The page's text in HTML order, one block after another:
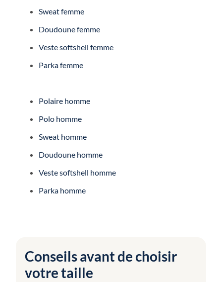
Sweat femme
Doudoune femme
Veste softshell femme
Parka femme
Polaire homme
Polo homme
Sweat homme
Doudoune homme
Veste softshell homme
Parka homme
Conseils avant de choisir
votre taille